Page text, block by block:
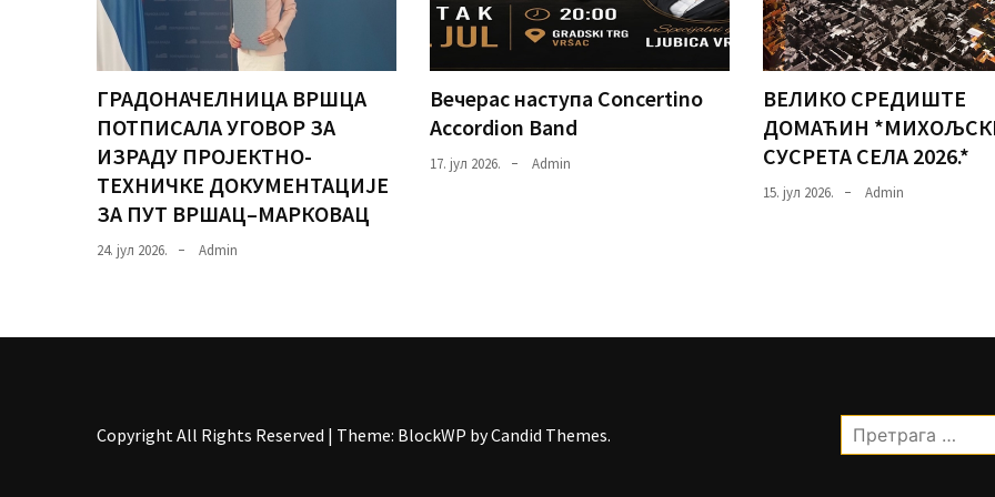
ГРАДОНАЧЕЛНИЦА ВРШЦА
ПОТПИСАЛА УГОВОР ЗА
ИЗРАДУ ПРОЈЕКТНО-
ТЕХНИЧКЕ ДОКУМЕНТАЦИЈЕ
ЗА ПУТ ВРШАЦ–МАРКОВАЦ
24. јул 2026. Admin
Вечерас наступа Concertino
Accordion Band
17. јул 2026. Admin
ВЕЛИКО СРЕДИШТЕ
ДОМАЋИН
СУСРЕТА СЕЛА 2026.*
15. јул 2026. Admin
Copyright All Rights Reserved | Theme: BlockWP byCandid Themes.
Претрага
за: